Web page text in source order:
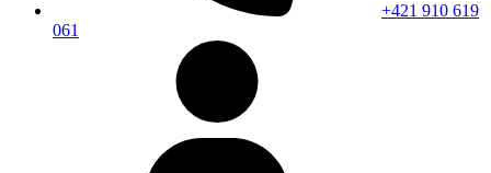
+421 910 619
061